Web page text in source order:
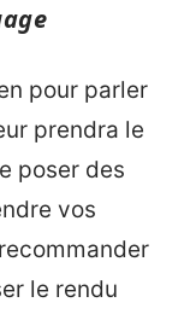
pour parler
prendra le
poser des
vos
le rendu